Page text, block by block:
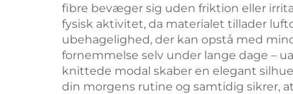
fibre bevæger sig uden friktion eller
fysisk aktivitet, da materialet tillader
ubehagelighed, der kan opstå med
fornemmelse selv under lange dage –
knittede modal skaber en elegant
din morgens rutine og samtidig sikrer,